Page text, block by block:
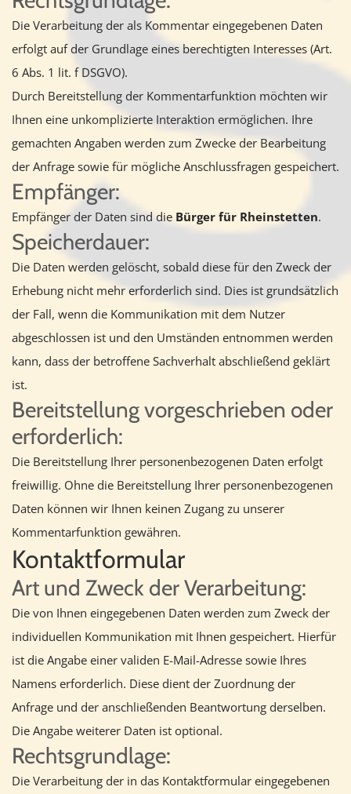
Die Verarbeitung der als Kommentar eingegebenen Daten
erfolgt auf der Grundlage eines berechtigten Interesses (Art.
6 Abs. 1 lit. f DSGVO).
Durch Bereitstellung der Kommentarfunktion möchten wir
Ihnen eine unkomplizierte Interaktion ermöglichen. Ihre
gemachten Angaben werden zum Zwecke der Bearbeitung
der Anfrage sowie für mögliche Anschlussfragen gespeichert.
Empfänger:
Empfänger der Daten sind die Bürger für Rheinstetten.
Speicherdauer:
Die Daten werden gelöscht, sobald diese für den Zweck der
Erhebung nicht mehr erforderlich sind. Dies ist grundsätzlich
der Fall, wenn die Kommunikation mit dem Nutzer
abgeschlossen ist und den Umständen entnommen werden
kann, dass der betroffene Sachverhalt abschließend geklärt
ist.
Bereitstellung vorgeschrieben oder
erforderlich:
Die Bereitstellung Ihrer personenbezogenen Daten erfolgt
freiwillig. Ohne die Bereitstellung Ihrer personenbezogenen
Daten können wir Ihnen keinen Zugang zu unserer
Kommentarfunktion gewähren.
Kontaktformular
Art und Zweck der Verarbeitung:
Die von Ihnen eingegebenen Daten werden zum Zweck der
individuellen Kommunikation mit Ihnen gespeichert. Hierfür
ist die Angabe einer validen E-Mail-Adresse sowie Ihres
Namens erforderlich. Diese dient der Zuordnung der
Anfrage und der anschließenden Beantwortung derselben.
Die Angabe weiterer Daten ist optional.
Rechtsgrundlage:
Die Verarbeitung der in das Kontaktformular eingegebenen